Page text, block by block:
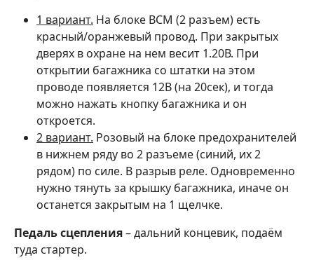
1 вариант. На блоке ВСМ (2 разъем) есть
красный/оранжевый провод. При закрытых
дверях в охране на нем весит 1.20В. При
открытии багажника со штатки на этом
проводе появляется 12В (на 20сек), и тогда
можно нажать кнопку багажника и он
откроется.
2 вариант. Розовый на блоке предохранителей
в нижнем ряду во 2 разъеме (синий, их 2
рядом) по силе. В разрыв реле. Одновременно
нужно тянуть за крышку багажника, иначе он
останется закрытым на 1 щелчке.
Педаль сцепления– дальний концевик, подаём
туда стартер.